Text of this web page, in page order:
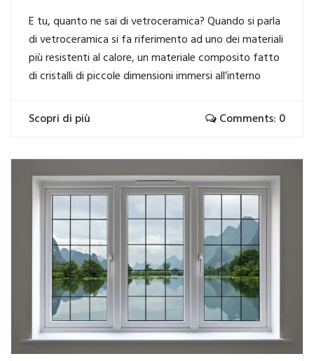
E tu, quanto ne sai di vetroceramica? Quando si parla
di vetroceramica si fa riferimento ad uno dei materiali
più resistenti al calore, un materiale composito fatto
di cristalli di piccole dimensioni immersi all’interno
Scopri di più Comments: 0